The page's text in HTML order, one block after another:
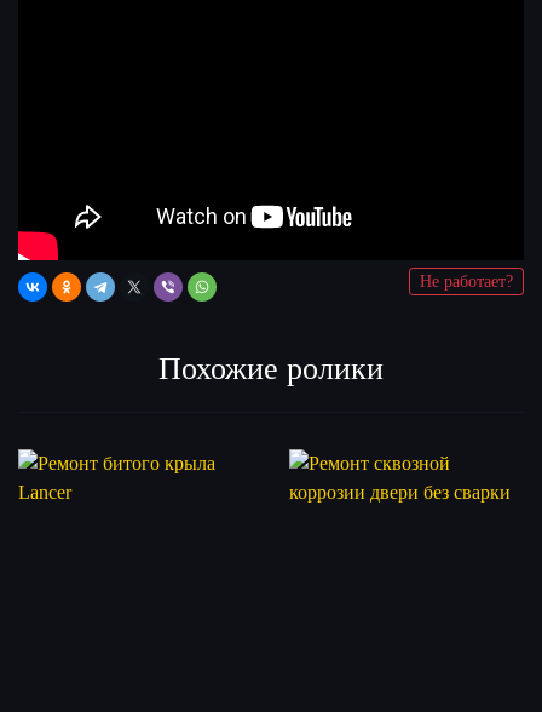
Не работает?
Похожие ролики